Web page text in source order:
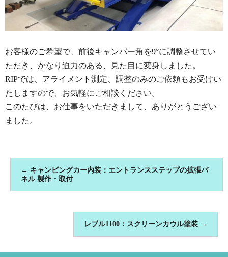
お客様のご希望で、前後キャンバー角を9°に調整させてい
ただき、かなり迫力のある、見た目に変身しました。
RIPでは、アライメント測定、調整のみのご依頼もお受けい
たしますので、お気軽にご相談ください。
このたびは、お仕事をいただきまして、ありがとうござい
ました。
← キャンピングカー内装：エントランスステップの拡張パ
ネル 製作・取付
レブル1100：スクリーンカウル塗装 →